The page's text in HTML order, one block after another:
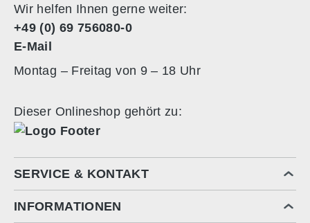
Wir helfen Ihnen gerne weiter:
+49 (0) 69 756080-0
E-Mail
Montag – Freitag von 9 – 18 Uhr
Dieser Onlineshop gehört zu:
SERVICE & KONTAKT
INFORMATIONEN